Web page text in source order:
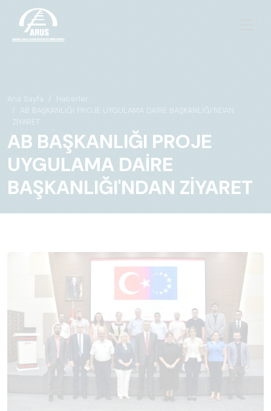
Ana Sayfa
Haberler
AB BAŞKANLIĞI PROJE UYGULAMA DAİRE BAŞKANLIĞI'NDAN
ZİYARET
AB BAŞKANLIĞI PROJE
UYGULAMA DAİRE
BAŞKANLIĞI'NDAN ZİYARET